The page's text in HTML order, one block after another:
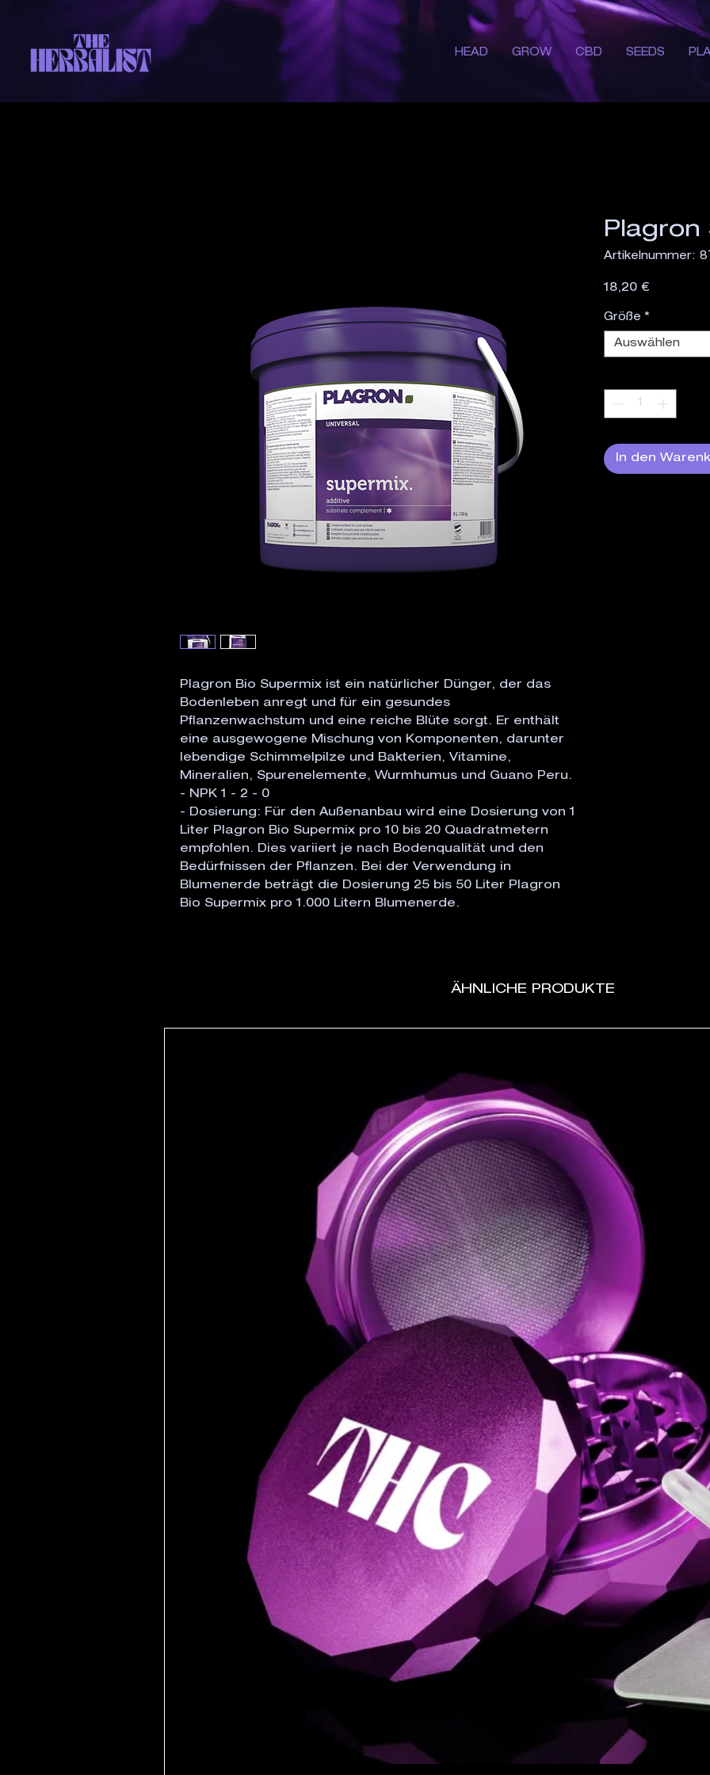
HEAD GROW CBD SEEDS
Plagron Bio Supermix ist ein natürlicher Dünger, der das
Bodenleben anregt und für ein gesundes
Pflanzenwachstum und eine reiche Blüte sorgt. Er enthält
eine ausgewogene Mischung von Komponenten, darunter
lebendige Schimmelpilze und Bakterien, Vitamine,
Mineralien, Spurenelemente, Wurmhumus und Guano Peru.
- NPK 1 - 2 - 0
- Dosierung: Für den Außenanbau wird eine Dosierung von 1
Liter Plagron Bio Supermix pro 10 bis 20 Quadratmetern
empfohlen. Dies variiert je nach Bodenqualität und den
Bedürfnissen der Pflanzen. Bei der Verwendung in
Blumenerde beträgt die Dosierung 25 bis 50 Liter Plagron
Bio Supermix pro 1.000 Litern Blumenerde.
Plagron
Artikelnummer:
18,20 €Preis
Größe *
Auswählen
In den
ÄHNLICHE PRODUKTE